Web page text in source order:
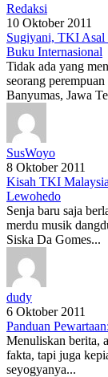
Redaksi
10 Oktober 2011
Sugiyani, TKI Asal
Buku Internasional
Tidak ada yang
seorang
Banyumas, Jawa
SusWoyo
8 Oktober 2011
Kisah TKI
Lewohedo
Senja baru saja
merdu musik
Siska Da Gomes...
dudy
6 Oktober 2011
Panduan
Menuliskan berita,
fakta, tapi juga
seyogyanya...